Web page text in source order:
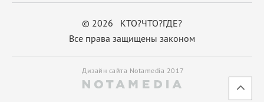
© 2026 КТО?ЧТО?ГДЕ?
Все права защищены законом
Дизайн сайта Notamedia 2017